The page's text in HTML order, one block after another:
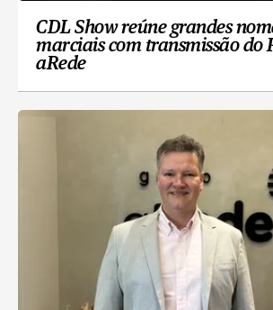
CDL Show reúne grandes
marciais com transmissão do
aRede